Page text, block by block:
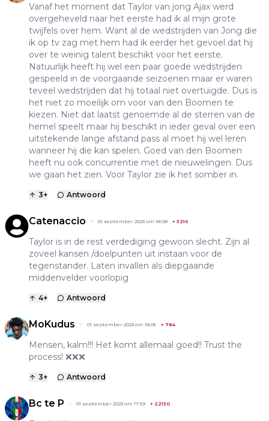
Vanaf het moment dat Taylor van jong Ajax werd
overgeheveld naar het eerste had ik al mijn grote
twijfels over hem. Want al de wedstrijden van Jong die
ik op tv zag met hem had ik eerder het gevoel dat hij
over te weinig talent beschikt voor het eerste.
Natuurlijk heeft hij wel een paar goede wedstrijden
gespeeld in de voorgaande seizoenen maar er waren
teveel wedstrijden dat hij totaal niet overtuigde. Dus is
het niet zo moeilijk om voor van den Boomen te
kiezen. Niet dat laatst genoemde al de sterren van de
hemel speelt maar hij beschikt in ieder geval over een
uitstekende lange afstand pass al moet hij wel leren
wanneer hij die kan spelen. Goed van den Boomen
heeft nu ook concurrentie met de nieuwelingen. Dus
we gaan het zien. Voor Taylor zie ik het somber in.
3+ Antwoord
Catenaccio 01 september 2023 om 18:08 + 3216
Taylor is in de rest verdediging gewoon slecht. Zijn al
zoveel kansen /doelpunten uit instaan voor de
tegenstander. Laten invallen als diepgaande
middenvelder voorlopig
4+ Antwoord
MoKudus 01 september 2023 om 18:05 + 784
Mensen, kalm!!! Het komt allemaal goed!! Trust the
process! ❌❌❌
3+ Antwoord
Bc te P 01 september 2023 om 17:59 + 22130